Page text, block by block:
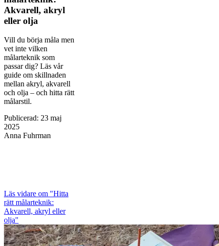
Akvarell, akryl
eller olja
Vill du börja måla men
vet inte vilken
målarteknik som
passar dig? Läs vår
guide om skillnaden
mellan akryl, akvarell
och olja – och hitta rätt
målarstil.
Publicerad: 23 maj
2025
Anna Fuhrman
Läs vidare om "Hitta
rätt målarteknik:
Akvarell, akryl eller
olja"